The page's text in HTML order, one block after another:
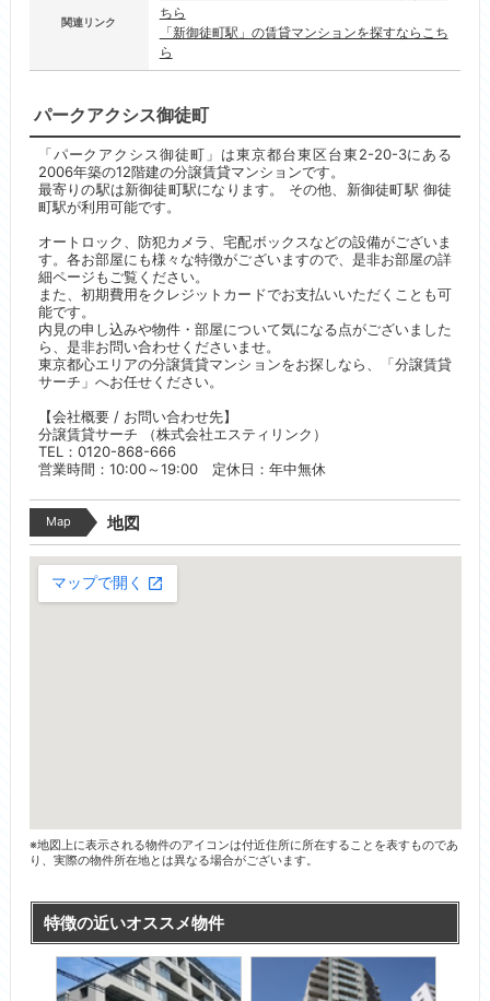
関連リンク
ちら
「新御徒町駅」の賃貸マンションを探すならこち
ら
パークアクシス御徒町
「パークアクシス御徒町」は東京都台東区台東2-20-3にある
2006年築の12階建の分譲賃貸マンションです。
最寄りの駅は新御徒町駅になります。 その他、新御徒町駅 御徒
町駅が利用可能です。
オートロック、防犯カメラ、宅配ボックスなどの設備がございま
す。各お部屋にも様々な特徴がございますので、是非お部屋の詳
細ページもご覧ください。
また、初期費用をクレジットカードでお支払いいただくことも可
能です。
内見の申し込みや物件・部屋について気になる点がございました
ら、是非お問い合わせくださいませ。
東京都心エリアの分譲賃貸マンションをお探しなら、「分譲賃貸
サーチ」へお任せください。
【会社概要 / お問い合わせ先】
分譲賃貸サーチ （株式会社エスティリンク）
TEL：0120-868-666
営業時間：10:00～19:00 定休日：年中無休
Map 地図
※地図上に表示される物件のアイコンは付近住所に所在することを表すものであ
り、実際の物件所在地とは異なる場合がございます。
特徴の近いオススメ物件